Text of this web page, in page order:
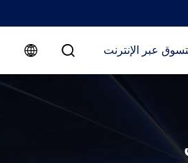
عبر الإنترنت